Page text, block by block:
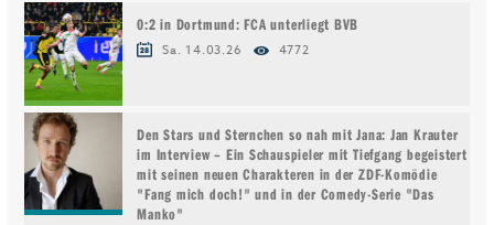
0:2 in Dortmund: FCA unterliegt BVB
Sa. 14.03.26 4772
Den Stars und Sternchen so nah mit Jana: Jan Krauter
im Interview – Ein Schauspieler mit Tiefgang begeistert
mit seinen neuen Charakteren in der ZDF-Komödie
"Fang mich doch!" und in der Comedy-Serie "Das
Manko"